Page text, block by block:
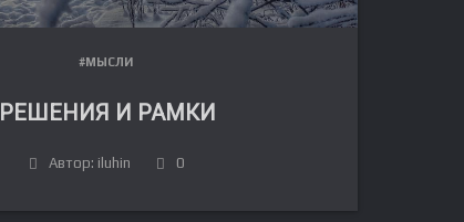
#МЫСЛИ
РЕШЕНИЯ И РАМКИ
Автор: iluhin 0